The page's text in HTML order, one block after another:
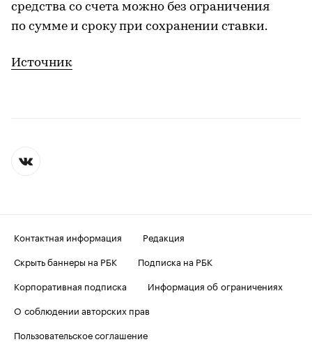
средства со счета можно без ограничения
по сумме и сроку при сохранении ставки.
Источник
Контактная информация
Редакция
Скрыть баннеры на РБК
Подписка на РБК
Корпоративная подписка
Информация об ограничениях
О соблюдении авторских прав
Пользовательское соглашение